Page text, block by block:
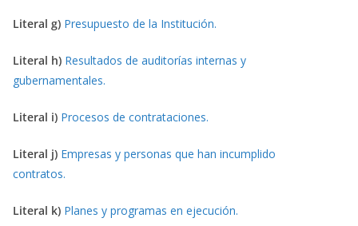
Literal g) Presupuesto de la Institución.
Literal h) Resultados de auditorías internas y
gubernamentales.
Literal i) Procesos de contrataciones.
Literal j) Empresas y personas que han incumplido
contratos.
Literal k) Planes y programas en ejecución.